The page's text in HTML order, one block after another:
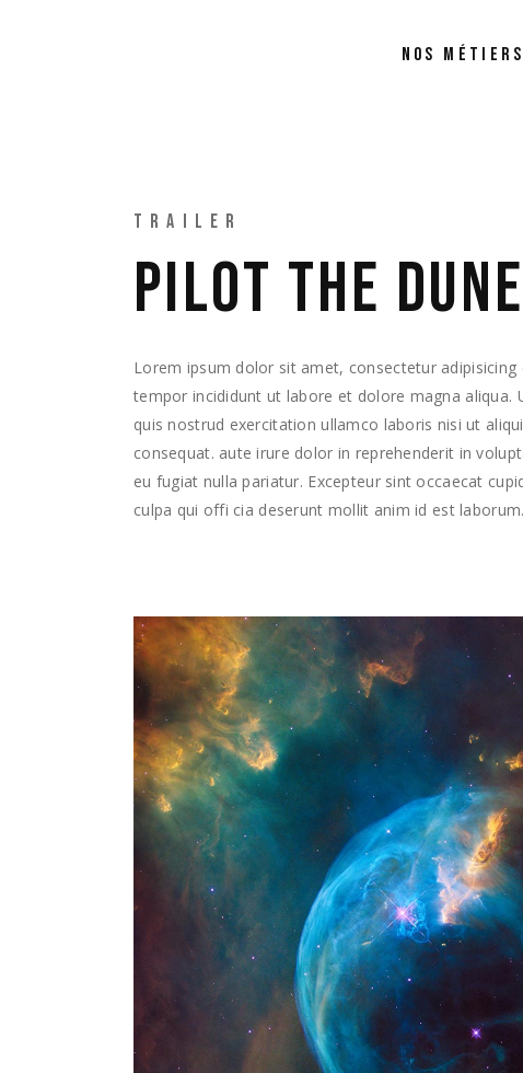
NOS MÉTIERS
TRAILER
PILOT THE DUNE
Lorem ipsum dolor sit amet, consectetur adipisicing
tempor incididunt ut labore et dolore magna aliqua.
quis nostrud exercitation ullamco laboris nisi ut
consequat. aute irure dolor in reprehenderit in
eu fugiat nulla pariatur. Excepteur sint occaecat
culpa qui offi cia deserunt mollit anim id est laborum.